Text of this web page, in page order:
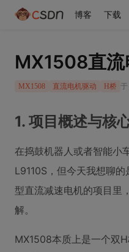
博客 下载
MX1508直
MX1508 直流电机驱动 H桥
1. 项目概述与核
在捣鼓机器人或者智能小
L9110S，但今天我想聊
型直流减速电机的项目里
解。
MX1508本质上是一个双